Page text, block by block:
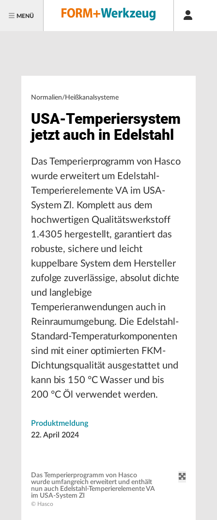
MENÜ
Normalien/Heißkanalsysteme
USA-Temperiersystem
jetzt auch in Edelstahl
Das Temperierprogramm von Hasco
wurde erweitert um Edelstahl-
Temperierelemente VA im USA-
System Zl. Komplett aus dem
hochwertigen Qualitätswerkstoff
1.4305 hergestellt, garantiert das
robuste, sichere und leicht
kuppelbare System dem Hersteller
zufolge zuverlässige, absolut dichte
und langlebige
Temperieranwendungen auch in
Reinraumumgebung. Die Edelstahl-
Standard-Temperaturkomponenten
sind mit einer optimierten FKM-
Dichtungsqualität ausgestattet und
kann bis 150 °C Wasser und bis
200 °C Öl verwendet werden.
Produktmeldung
22. April 2024
Das Temperierprogramm von Hasco
wurde umfangreich erweitert und enthält
nun auch Edelstahl-Temperierelemente VA
im USA-System ZI
© Hasco